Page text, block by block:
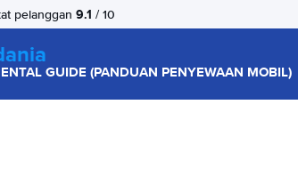
pelanggan 9.1 / 10
GUIDE (PANDUAN PENYEWAAN MOBIL)